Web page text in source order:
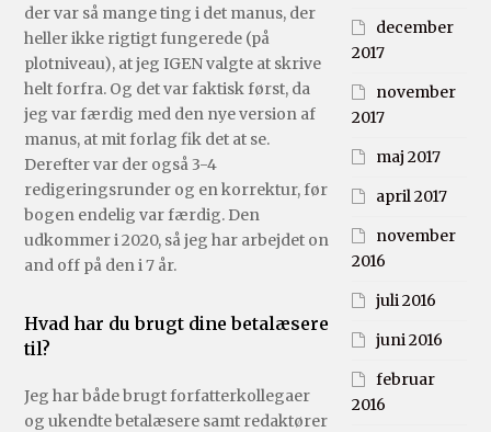
der var så mange ting i det manus, der
heller ikke rigtigt fungerede (på
plotniveau), at jeg IGEN valgte at skrive
helt forfra. Og det var faktisk først, da
jeg var færdig med den nye version af
manus, at mit forlag fik det at se.
Derefter var der også 3-4
redigeringsrunder og en korrektur, før
bogen endelig var færdig. Den
udkommer i 2020, så jeg har arbejdet on
and off på den i 7 år.
Hvad har du brugt dine betalæsere
til?
Jeg har både brugt forfatterkollegaer
og ukendte betalæsere samt redaktører
december
2017
november
2017
maj 2017
april 2017
november
2016
juli 2016
juni 2016
februar
2016